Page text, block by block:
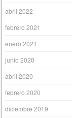
abril 2022
febrero 2021
enero 2021
junio 2020
abril 2020
febrero 2020
diciembre 2019